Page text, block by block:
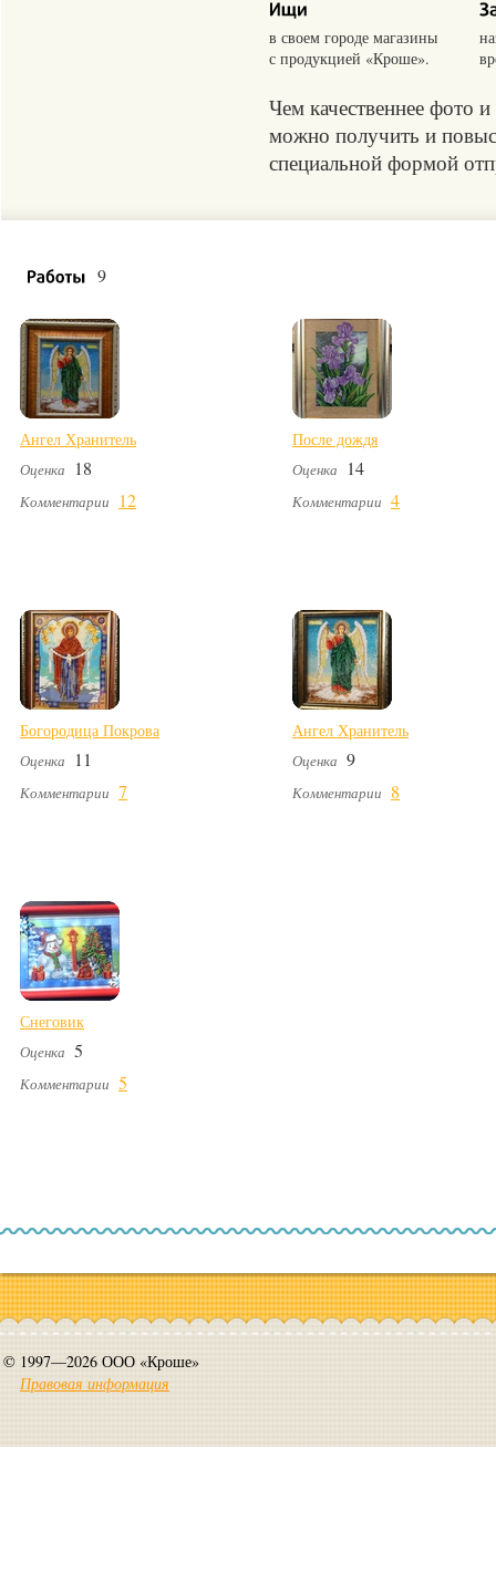
в своем городе магазины
с продукцией «Кроше».
Чем качественнее фото
можно получить и
специальной формой
9
Ангел Хранитель
Оценка 18
Комментарии 12
После дождя
Оценка 14
Комментарии 4
Богородица Покрова
Оценка 11
Комментарии 7
Ангел Хранитель
Оценка 9
Комментарии 8
Снеговик
Оценка 5
Комментарии 5
© 1997—2026 ООО «Кроше»
Правовая информация